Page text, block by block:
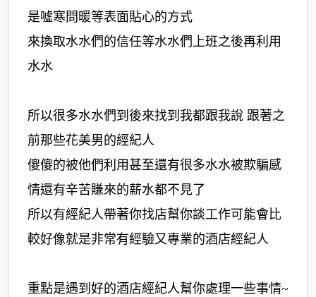
是噓寒問暖等表面貼心的方式
來換取水水們的信任等水水們上班之後再利用
水水
所以很多水水們到後來找到我都跟我說 跟著之
前那些花美男的經紀人
傻傻的被他們利用甚至還有很多水水被欺騙感
情還有辛苦賺來的薪水都不見了
所以有經紀人帶著你找店幫你談工作可能會比
較好像就是非常有經驗又專業的酒店經紀人
重點是遇到好的酒店經紀人幫你處理一些事情~